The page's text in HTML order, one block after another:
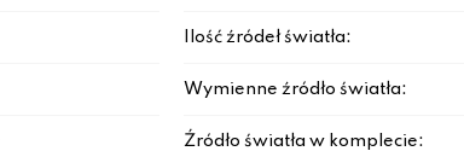
Ilość źródeł światła:
Wymienne źródło światła:
Źródło światła w komplecie: